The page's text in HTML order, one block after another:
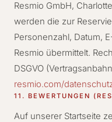
Resmio GmbH,
werden die zur
Personenzahl, Datum,
Resmio übermittelt.
DSGVO
resmio.com/
11. BEWERTUNGEN
Auf unserer Startseite